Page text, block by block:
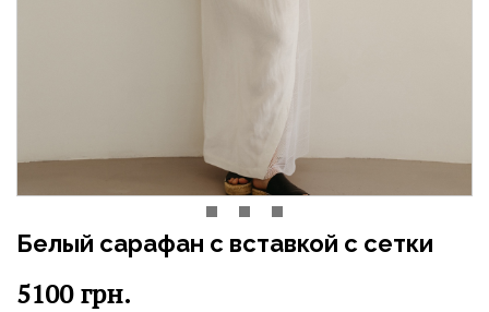
Белый сарафан с вставкой с сетки
5100грн.